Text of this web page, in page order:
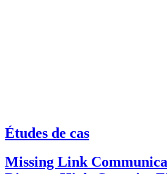
Études de cas
Missing Link